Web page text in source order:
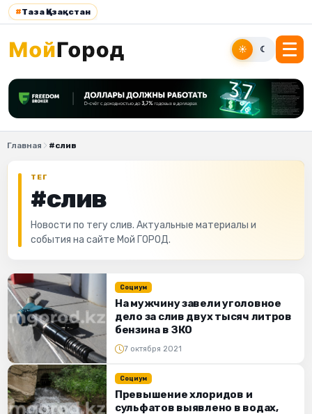
#Таза Қазақстан
☀ ☾
Главная #слив
ТЕГ
#слив
Новости по тегу слив. Актуальные материалы и
события на сайте Мой ГОРОД.
Социум
На мужчину завели уголовное
дело за слив двух тысяч литров
бензина в ЗКО
7 октября 2021
Социум
Превышение хлоридов и
сульфатов выявлено в водах,